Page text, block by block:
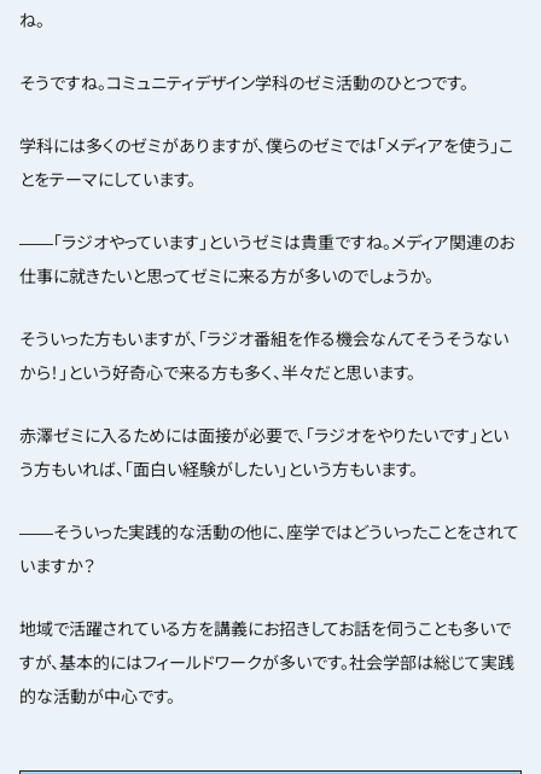
ね。
そうですね。コミュニティデザイン学科のゼミ活動のひとつです。
学科には多くのゼミがありますが、僕らのゼミでは「メディアを使う」こ
とをテーマにしています。
――「ラジオやっています」というゼミは貴重ですね。メディア関連のお
仕事に就きたいと思ってゼミに来る方が多いのでしょうか。
そういった方もいますが、「ラジオ番組を作る機会なんてそうそうない
から！」という好奇心で来る方も多く、半々だと思います。
赤澤ゼミに入るためには面接が必要で、「ラジオをやりたいです」とい
う方もいれば、「面白い経験がしたい」という方もいます。
――そういった実践的な活動の他に、座学ではどういったことをされて
いますか？
地域で活躍されている方を講義にお招きしてお話を伺うことも多いで
すが、基本的にはフィールドワークが多いです。社会学部は総じて実践
的な活動が中心です。